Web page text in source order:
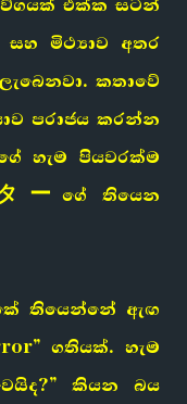
එක්ක සටන්
මිථ්‍යාව අතර
කතාවේ
පරාජය කරන්න
හැම පියවරක්ම
ーගේ තියෙන
තියෙන්නේ ඇඟ
ගතියක්. හැම
කියන බය